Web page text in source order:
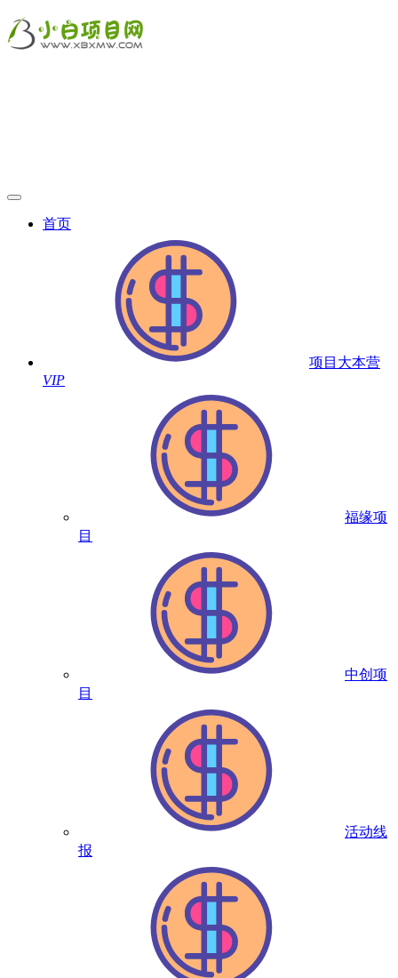
首页
项目大本营
VIP
福缘项
目
中创项
目
活动线
报